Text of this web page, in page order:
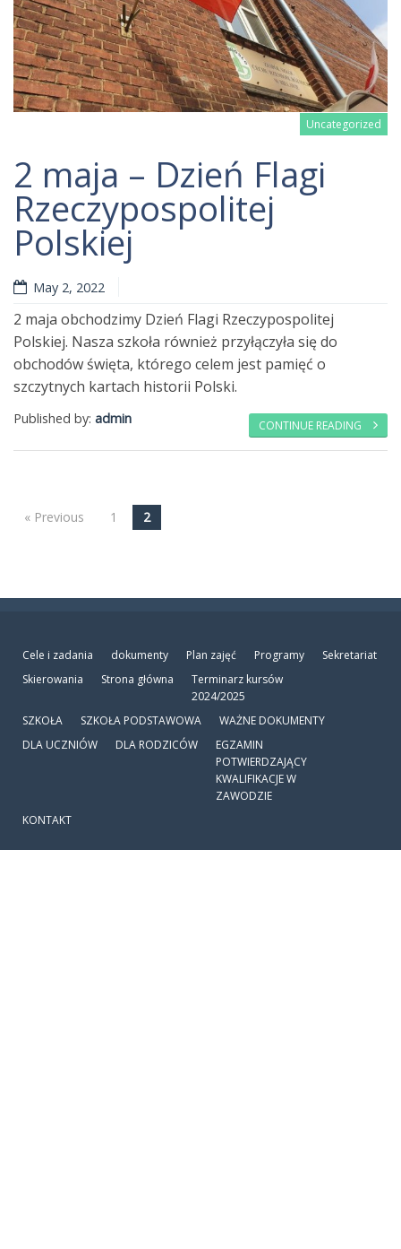
Uncategorized
2 maja – Dzień Flagi
Rzeczypospolitej
Polskiej
May 2, 2022
2 maja obchodzimy Dzień Flagi Rzeczypospolitej
Polskiej. Nasza szkoła również przyłączyła się do
obchodów święta, którego celem jest pamięć o
szczytnych kartach historii Polski.
CONTINUE READING
Published by: admin
Post navigation
« Previous 1 2
Cele i zadania dokumenty Plan zajęć Programy
Sekretariat
Skierowania
Strona główna
Terminarz kursów
2024/2025
SZKOŁA
SZKOŁA PODSTAWOWA
WAŻNE DOKUMENTY
DLA UCZNIÓW
DLA RODZICÓW
EGZAMIN
POTWIERDZAJĄCY
KWALIFIKACJE W
ZAWODZIE
KONTAKT